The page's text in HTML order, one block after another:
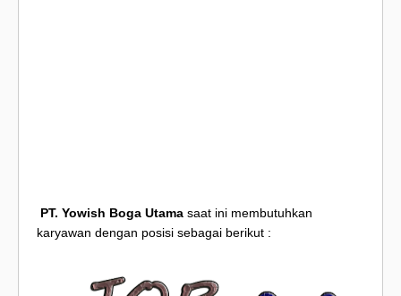
PT. Yowish Boga Utama saat ini membutuhkan
karyawan dengan posisi sebagai berikut :